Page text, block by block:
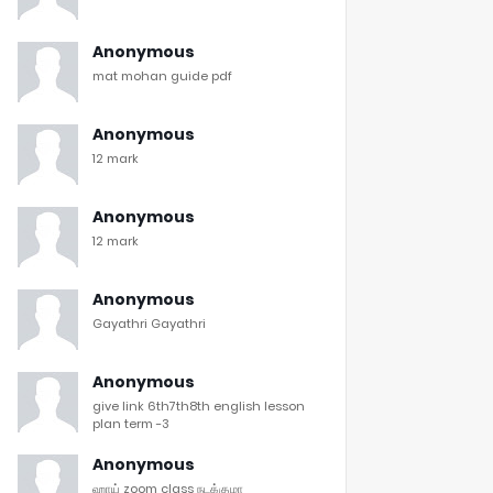
Anonymous
mat mohan guide pdf
Anonymous
12 mark
Anonymous
12 mark
Anonymous
Gayathri Gayathri
Anonymous
give link 6th7th8th english lesson
plan term -3
Anonymous
ஹாய் zoom class நடக்குமா